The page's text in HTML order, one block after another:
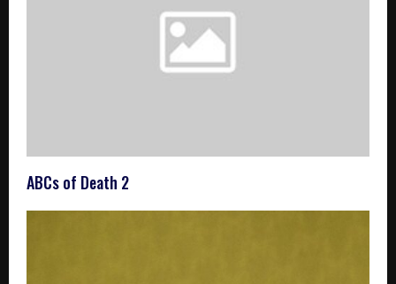
ABCs of Death 2